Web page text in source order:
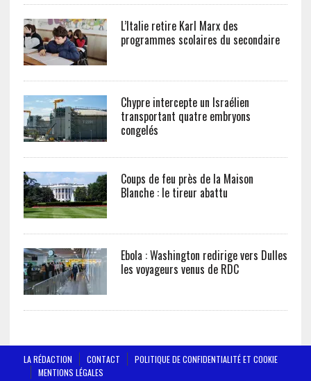
L’Italie retire Karl Marx des
programmes scolaires du secondaire
Chypre intercepte un Israélien
transportant quatre embryons
congelés
Coups de feu près de la Maison
Blanche : le tireur abattu
Ebola : Washington redirige vers Dulles
les voyageurs venus de RDC
LA RÉDACTION CONTACT
POLITIQUE DE CONFIDENTIALITÉ ET COOKIE
MENTIONS LÉGALES